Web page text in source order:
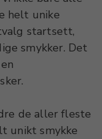
helt unike
startsett,
smykker. Det
de aller fleste
unikt smykke